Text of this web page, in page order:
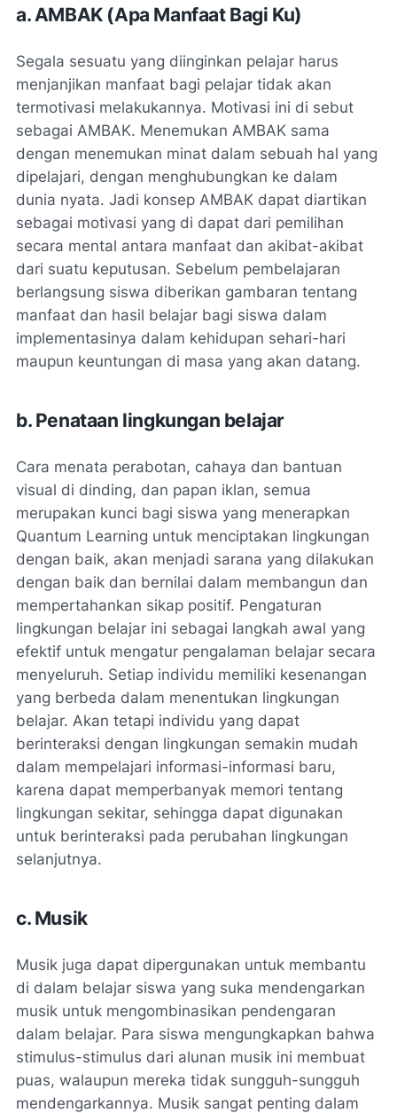
a. AMBAK (Apa Manfaat Bagi Ku)
Segala sesuatu yang diinginkan pelajar harus
menjanjikan manfaat bagi pelajar tidak akan
termotivasi melakukannya. Motivasi ini di sebut
sebagai AMBAK. Menemukan AMBAK sama
dengan menemukan minat dalam sebuah hal yang
dipelajari, dengan menghubungkan ke dalam
dunia nyata. Jadi konsep AMBAK dapat diartikan
sebagai motivasi yang di dapat dari pemilihan
secara mental antara manfaat dan akibat-akibat
dari suatu keputusan. Sebelum pembelajaran
berlangsung siswa diberikan gambaran tentang
manfaat dan hasil belajar bagi siswa dalam
implementasinya dalam kehidupan sehari-hari
maupun keuntungan di masa yang akan datang.
b. Penataan lingkungan belajar
Cara menata perabotan, cahaya dan bantuan
visual di dinding, dan papan iklan, semua
merupakan kunci bagi siswa yang menerapkan
Quantum Learning untuk menciptakan lingkungan
dengan baik, akan menjadi sarana yang dilakukan
dengan baik dan bernilai dalam membangun dan
mempertahankan sikap positif. Pengaturan
lingkungan belajar ini sebagai langkah awal yang
efektif untuk mengatur pengalaman belajar secara
menyeluruh. Setiap individu memiliki kesenangan
yang berbeda dalam menentukan lingkungan
belajar. Akan tetapi individu yang dapat
berinteraksi dengan lingkungan semakin mudah
dalam mempelajari informasi-informasi baru,
karena dapat memperbanyak memori tentang
lingkungan sekitar, sehingga dapat digunakan
untuk berinteraksi pada perubahan lingkungan
selanjutnya.
c. Musik
Musik juga dapat dipergunakan untuk membantu
di dalam belajar siswa yang suka mendengarkan
musik untuk mengombinasikan pendengaran
dalam belajar. Para siswa mengungkapkan bahwa
stimulus-stimulus dari alunan musik ini membuat
puas, walaupun mereka tidak sungguh-sungguh
mendengarkannya. Musik sangat penting dalam